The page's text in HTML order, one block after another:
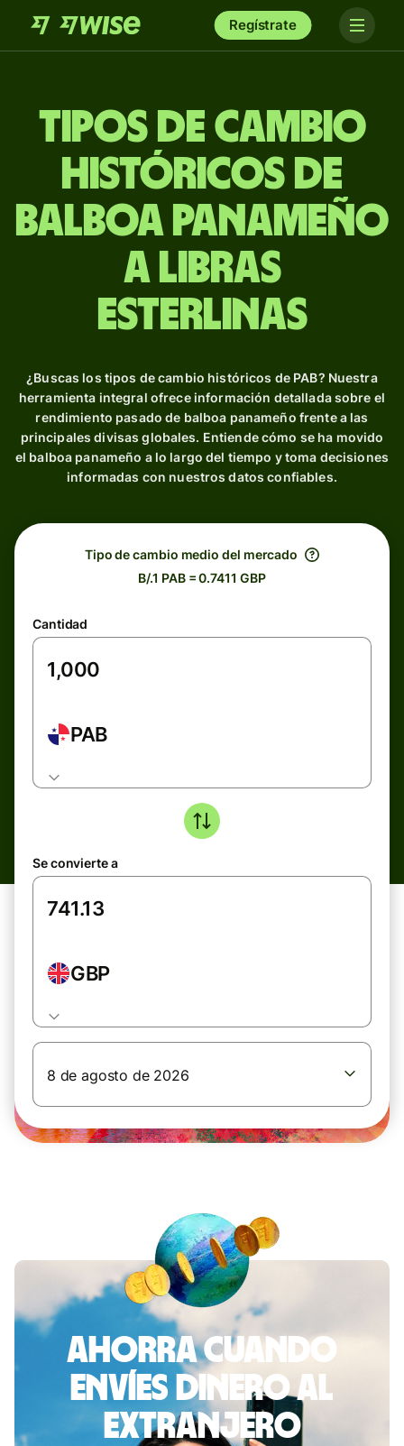
Regístrate
Tipos de Cambio
Históricos de
balboa panameño
a libras
esterlinas
¿Buscas los tipos de cambio históricos de PAB? Nuestra
herramienta integral ofrece información detallada sobre el
rendimiento pasado de balboa panameño frente a las
principales divisas globales. Entiende cómo se ha movido
el balboa panameño a lo largo del tiempo y toma decisiones
informadas con nuestros datos confiables.
Tipo de cambio medio del mercado
B/.1 PAB = 0.7411 GBP
Cantidad
PAB
Se convierte a
GBP
8 de agosto de 2026
Ahorra cuando
envíes dinero al
extranjero